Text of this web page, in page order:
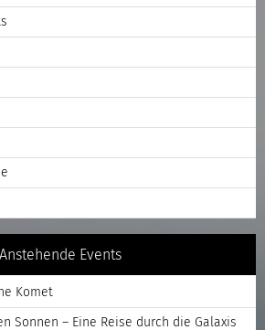
Anstehende Events
Komet
Sonnen – Eine Reise durch die Galaxis